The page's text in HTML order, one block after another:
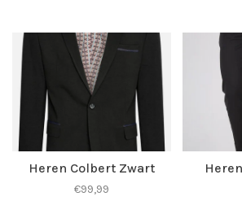
Heren Colbert Zwart
€99,99